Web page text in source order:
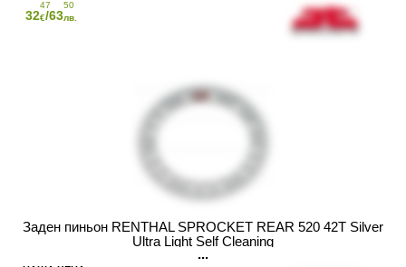
32
47
€/63
50
лв.
Заден пиньон RENTHAL SPROCKET REAR 520 42T Silver
Ultra Light Self Cleaning